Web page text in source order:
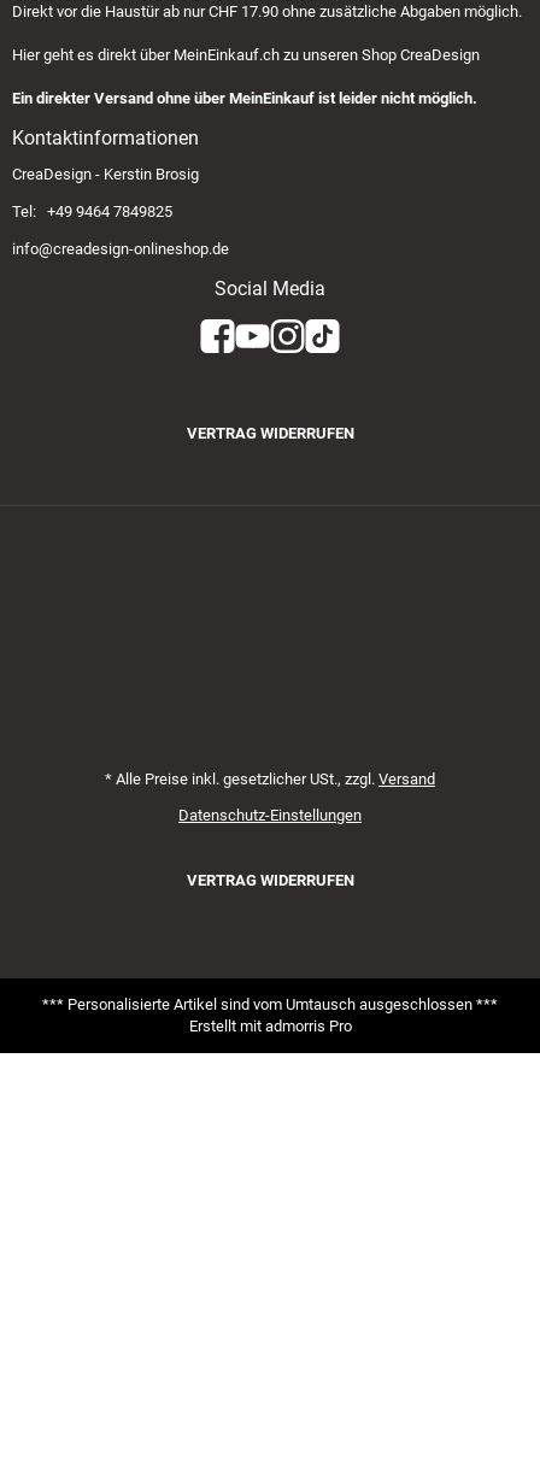
Direkt vor die Haustür ab nur CHF 17.90 ohne zusätzliche Abgaben möglich.
Hier geht es direkt über MeinEinkauf.ch zu unseren Shop CreaDesign
Ein direkter Versand ohne über MeinEinkauf ist leider nicht möglich.
Kontaktinformationen
CreaDesign - Kerstin Brosig
Tel: +49 9464 7849825
info@creadesign-onlineshop.de
Social Media
VERTRAG WIDERRUFEN
* Alle Preise inkl. gesetzlicher USt., zzgl. Versand
Datenschutz-Einstellungen
VERTRAG WIDERRUFEN
*** Personalisierte Artikel sind vom Umtausch ausgeschlossen ***
Erstellt mit admorris Pro